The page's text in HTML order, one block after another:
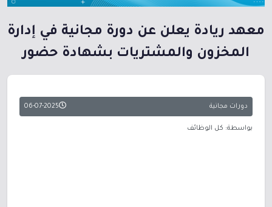
معهد ريادة يعلن عن دورة مجانية في إدارة
المخزون والمشتريات بشهادة حضور
دورات مجانية 06-07-2025
بواسطة: كل الوظائف